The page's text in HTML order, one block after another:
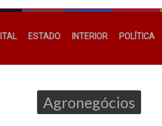
ESTADO INTERIOR POLÍTICA
Agronegócios